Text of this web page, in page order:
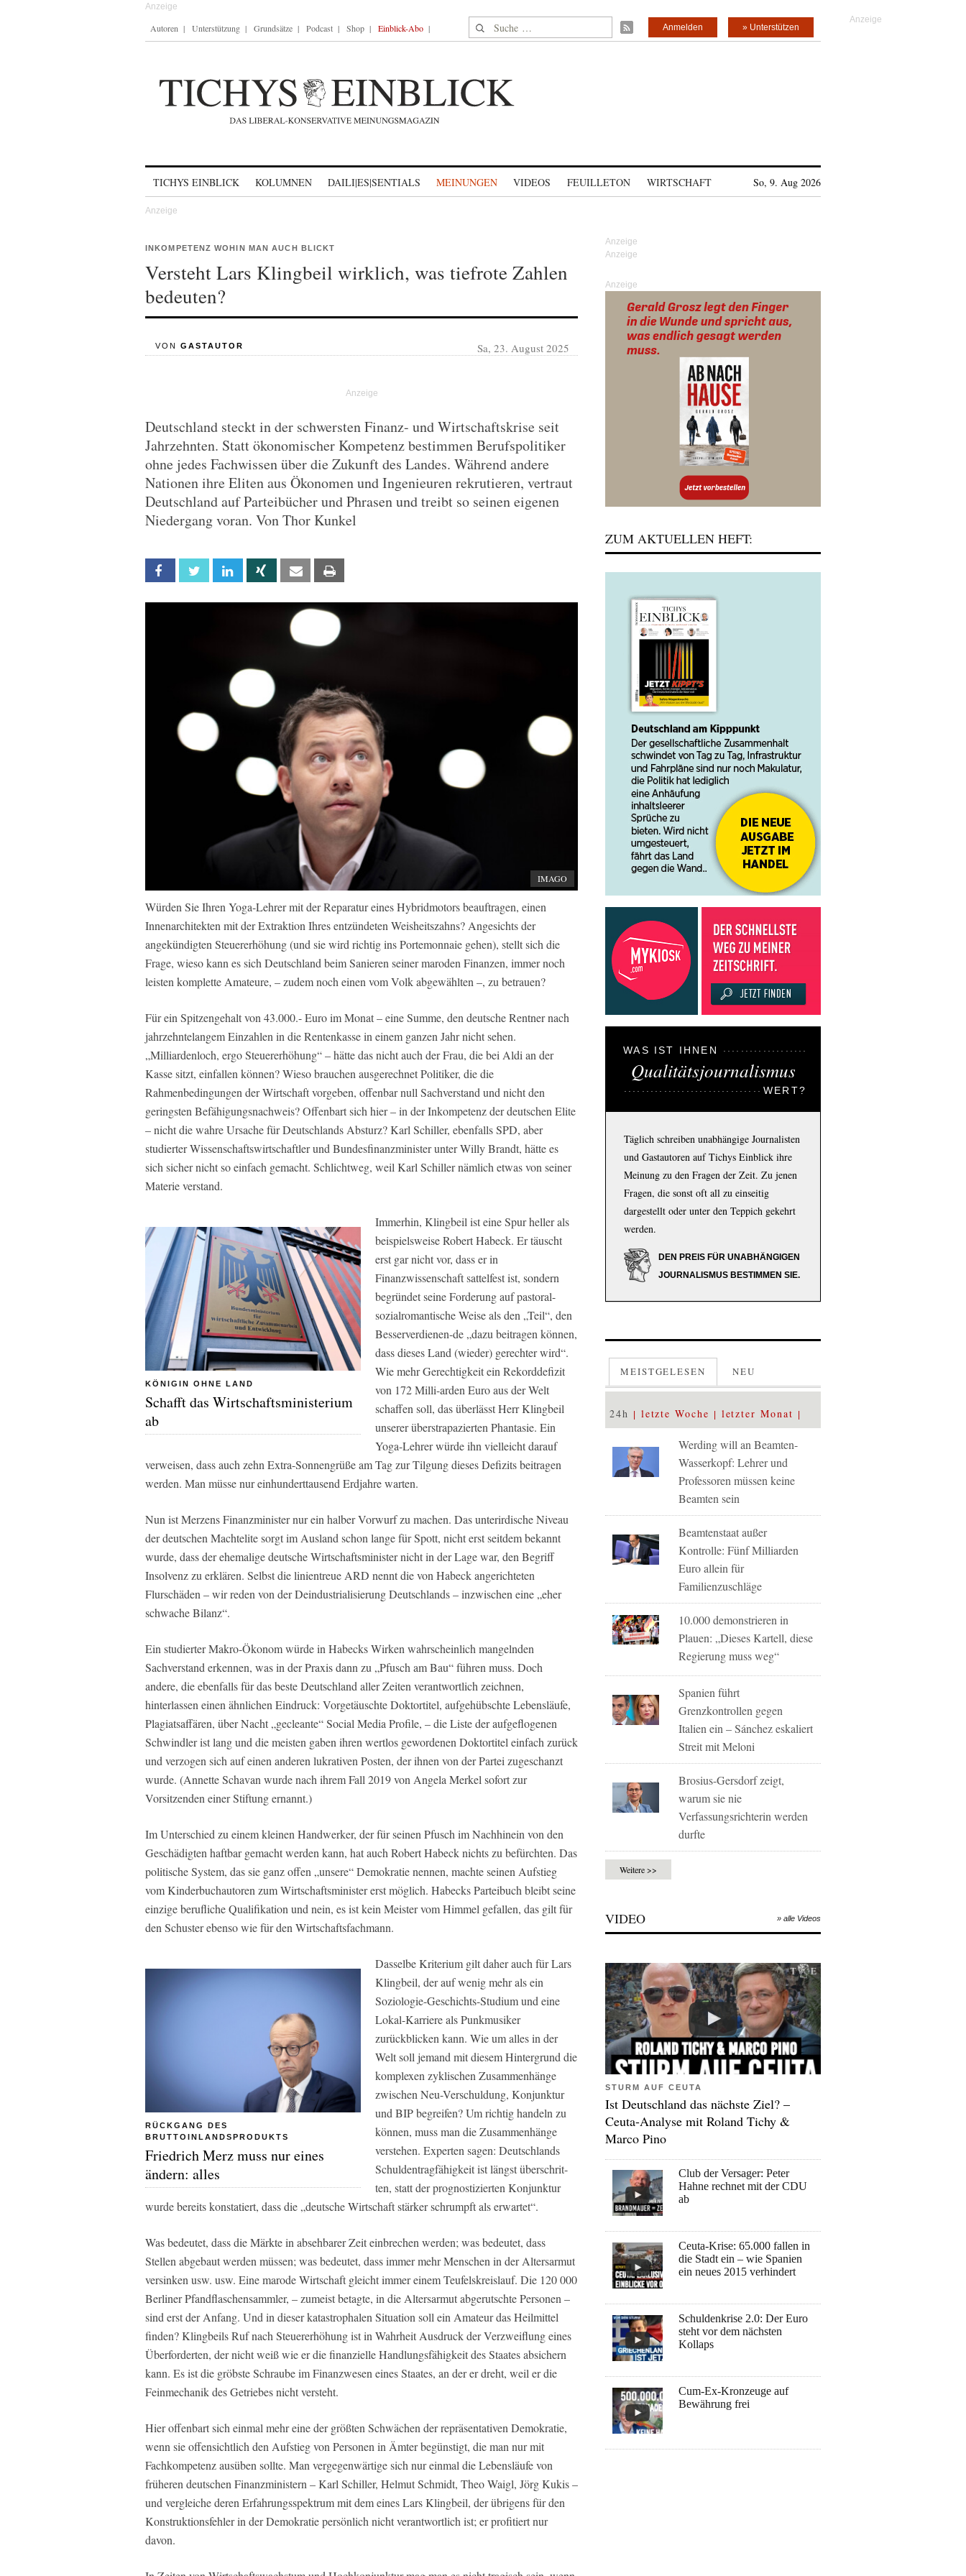
Autoren Unterstützung Grundsätze Podcast Shop Einblick-Abo Suche nach: » Unterstützen
Anmelden
TICHYS EINBLICK KOLUMNEN DAILI|ES|SENTIALS MEINUNGEN VIDEOS FEUILLETON WIRTSCHAFT So, 9. Aug 2026
INKOMPETENZ WOHIN MAN AUCH BLICKT
Versteht Lars Klingbeil wirklich, was tiefrote Zahlen
bedeuten?
VON GASTAUTOR Sa, 23. August 2025
Deutschland steckt in der schwersten Finanz- und Wirtschaftskrise seit
Jahrzehnten. Statt ökonomischer Kompetenz bestimmen Berufspolitiker
ohne jedes Fachwissen über die Zukunft des Landes. Während andere
Nationen ihre Eliten aus Ökonomen und Ingenieuren rekrutieren, vertraut
Deutschland auf Parteibücher und Phrasen und treibt so seinen eigenen
Niedergang voran. Von Thor Kunkel
Facebook Twitter Linkedin Xing Email
IMAGO
Würden Sie Ihren Yoga-Lehrer mit der Reparatur eines Hybridmotors beauftragen, einen
Innenarchitekten mit der Extraktion Ihres entzündeten Weisheitszahns? Angesichts der
angekündigten Steuererhöhung (und sie wird richtig ins Portemonnaie gehen), stellt sich die
Frage, wieso kann es sich Deutschland beim Sanieren seiner maroden Finanzen, immer noch
leisten komplette Amateure, – zudem noch einen vom Volk abgewählten –, zu betrauen?
Für ein Spitzengehalt von 43.000.- Euro im Monat – eine Summe, den deutsche Rentner nach
jahrzehntelangem Einzahlen in die Rentenkasse in einem ganzen Jahr nicht sehen.
„Milliardenloch, ergo Steuererhöhung“ – hätte das nicht auch der Frau, die bei Aldi an der
Kasse sitzt, einfallen können? Wieso brauchen ausgerechnet Politiker, die die
Rahmenbedingungen der Wirtschaft vorgeben, offenbar null Sachverstand und nicht den
geringsten Befähigungsnachweis? Offenbart sich hier – in der Inkompetenz der deutschen Elite
– nicht die wahre Ursache für Deutschlands Absturz? Karl Schiller, ebenfalls SPD, aber
studierter Wissenschaftswirtschaftler und Bundesfinanzminister unter Willy Brandt, hätte es
sich sicher nicht so einfach gemacht. Schlichtweg, weil Karl Schiller nämlich etwas von seiner
Materie verstand.
KÖNIGIN OHNE LAND
Schafft das Wirtschaftsministerium
ab
Immerhin, Klingbeil ist eine Spur heller als
beispielsweise Robert Habeck. Er täuscht
erst gar nicht vor, dass er in
Finanzwissenschaft sattelfest ist, sondern
begründet seine Forderung auf pastoral-
sozialromantische Weise als den „Teil“, den
Besserverdienen-de „dazu beitragen können,
dass dieses Land (wieder) gerechter wird“.
Wie mehr Gerechtigkeit ein Rekorddefizit
von 172 Milli-arden Euro aus der Welt
schaffen soll, das überlässt Herr Klingbeil
unserer überstrapazierten Phantasie. Ein
Yoga-Lehrer würde ihn vielleicht darauf
verweisen, dass auch zehn Extra-Sonnengrüße am Tag zur Tilgung dieses Defizits beitragen
werden. Man müsse nur einhunderttausend Erdjahre warten.
Nun ist Merzens Finanzminister nur ein halber Vorwurf zu machen. Das unterirdische Niveau
der deutschen Machtelite sorgt im Ausland schon lange für Spott, nicht erst seitdem bekannt
wurde, dass der ehemalige deutsche Wirtschaftsminister nicht in der Lage war, den Begriff
Insolvenz zu erklären. Selbst die linientreue ARD nennt die von Habeck angerichteten
Flurschäden – wir reden von der Deindustrialisierung Deutschlands – inzwischen eine „eher
schwache Bilanz“.
Ein studierter Makro-Ökonom würde in Habecks Wirken wahrscheinlich mangelnden
Sachverstand erkennen, was in der Praxis dann zu „Pfusch am Bau“ führen muss. Doch
andere, die ebenfalls für das beste Deutschland aller Zeiten verantwortlich zeichnen,
hinterlassen einen ähnlichen Eindruck: Vorgetäuschte Doktortitel, aufgehübschte Lebensläufe,
Plagiatsaffären, über Nacht „gecleante“ Social Media Profile, – die Liste der aufgeflogenen
Schwindler ist lang und die meisten gaben ihren wertlos gewordenen Doktortitel einfach zurück
und verzogen sich auf einen anderen lukrativen Posten, der ihnen von der Partei zugeschanzt
wurde. (Annette Schavan wurde nach ihrem Fall 2019 von Angela Merkel sofort zur
Vorsitzenden einer Stiftung ernannt.)
Im Unterschied zu einem kleinen Handwerker, der für seinen Pfusch im Nachhinein von den
Geschädigten haftbar gemacht werden kann, hat auch Robert Habeck nichts zu befürchten. Das
politische System, das sie ganz offen „unsere“ Demokratie nennen, machte seinen Aufstieg
vom Kinderbuchautoren zum Wirtschaftsminister erst möglich. Habecks Parteibuch bleibt seine
einzige berufliche Qualifikation und nein, es ist kein Meister vom Himmel gefallen, das gilt für
den Schuster ebenso wie für den Wirtschaftsfachmann.
RÜCKGANG DES
BRUTTOINLANDSPRODUKTS
Friedrich Merz muss nur eines
ändern: alles
Dasselbe Kriterium gilt daher auch für Lars
Klingbeil, der auf wenig mehr als ein
Soziologie-Geschichts-Studium und eine
Lokal-Karriere als Punkmusiker
zurückblicken kann. Wie um alles in der
Welt soll jemand mit diesem Hintergrund die
komplexen zyklischen Zusammenhänge
zwischen Neu-Verschuldung, Konjunktur
und BIP begreifen? Um richtig handeln zu
können, muss man die Zusammenhänge
verstehen. Experten sagen: Deutschlands
Schuldentragfähigkeit ist längst überschrit-
ten, statt der prognostizierten Konjunktur
wurde bereits konstatiert, dass die „deutsche Wirtschaft stärker schrumpft als erwartet“.
Was bedeutet, dass die Märkte in absehbarer Zeit einbrechen werden; was bedeutet, dass
Stellen abgebaut werden müssen; was bedeutet, dass immer mehr Menschen in der Altersarmut
versinken usw. usw. Eine marode Wirtschaft gleicht immer einem Teufelskreislauf. Die 120 000
Berliner Pfandflaschensammler, – zumeist betagte, in die Altersarmut abgerutschte Personen –
sind erst der Anfang. Und in dieser katastrophalen Situation soll ein Amateur das Heilmittel
finden? Klingbeils Ruf nach Steuererhöhung ist in Wahrheit Ausdruck der Verzweiflung eines
Überforderten, der nicht weiß wie er die finanzielle Handlungsfähigkeit des Staates absichern
kann. Es ist die gröbste Schraube im Finanzwesen eines Staates, an der er dreht, weil er die
Feinmechanik des Getriebes nicht versteht.
Hier offenbart sich einmal mehr eine der größten Schwächen der repräsentativen Demokratie,
wenn sie offensichtlich den Aufstieg von Personen in Ämter begünstigt, die man nur mit
Fachkompetenz ausüben sollte. Man vergegenwärtige sich nur einmal die Lebensläufe von
früheren deutschen Finanzministern – Karl Schiller, Helmut Schmidt, Theo Waigl, Jörg Kukis –
und vergleiche deren Erfahrungsspektrum mit dem eines Lars Klingbeil, der übrigens für den
Konstruktionsfehler in der Demokratie persönlich nicht verantwortlich ist; er profitiert nur
davon.
Anzeige
ZUM AKTUELLEN HEFT:
WAS IST IHNEN
Qualitätsjournalismus
WERT?
Täglich schreiben unabhängige Journalisten
und Gastautoren auf Tichys Einblick ihre
Meinung zu den Fragen der Zeit. Zu jenen
Fragen, die sonst oft all zu einseitig
dargestellt oder unter den Teppich gekehrt
werden.
DEN PREIS FÜR UNABHÄNGIGEN
JOURNALISMUS BESTIMMEN SIE.
MEISTGELESEN NEU
24h letzte Woche letzter Monat
Werding will an Beamten-
Wasserkopf: Lehrer und
Professoren müssen keine
Beamten sein
Beamtenstaat außer
Kontrolle: Fünf Milliarden
Euro allein für
Familienzuschläge
10.000 demonstrieren in
Plauen: „Dieses Kartell, diese
Regierung muss weg“
Spanien führt
Grenzkontrollen gegen
Italien ein – Sánchez eskaliert
Streit mit Meloni
Brosius-Gersdorf zeigt,
warum sie nie
Verfassungsrichterin werden
durfte
Weitere >>
VIDEO » alle Videos
STURM AUF CEUTA
Ist Deutschland das nächste Ziel? –
Ceuta-Analyse mit Roland Tichy &
Marco Pino
Club der Versager: Peter
Hahne rechnet mit der CDU
ab
Ceuta-Krise: 65.000 fallen in
die Stadt ein – wie Spanien
ein neues 2015 verhindert
Schuldenkrise 2.0: Der Euro
steht vor dem nächsten
Kollaps
Cum-Ex-Kronzeuge auf
Bewährung frei